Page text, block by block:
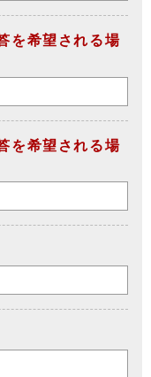
を希望される場
を希望される場